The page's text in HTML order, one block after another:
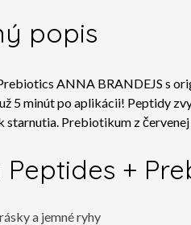
popis
ANNA BRANDEJS s
5 minút po aplikácii! Peptidy
starnutia. Prebiotikum z
Peptides +
a jemné ryhy